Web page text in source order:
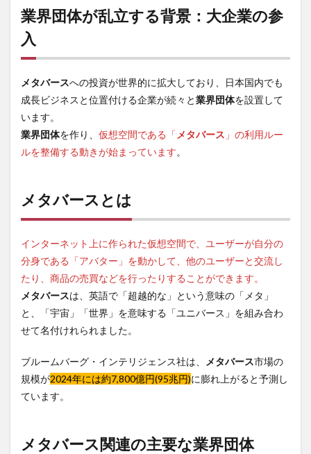
業界団体が乱立する背景：大企業の参
入
メタバースへの投資が世界的に拡大しており、日本国内でも
成長ビジネスと位置付ける企業が続々と業界団体を設置して
います。
業界団体を作り、 仮想空間である「 メタバース 」の利用ルー
ルを整備する動きが始まっています。
メタバースとは
インターネット上に作られた仮想空間で、ユーザーが自分の
分身である「アバター」を動かして、他のユーザーと交流し
たり、商品の売買などを行ったりすることができます。
メタバースは、英語で「超越的な」という意味の「メタ」
と、「宇宙」「世界」を意味する「ユニバース」を組み合わ
せて名付けれられました。
ブルームバーグ・インテリジェンス社は、 メタバース市場の
規模が2024年には約7,800億円(95兆円)に膨れ上がると予測し
ています。
メタバース関連の主要な業界団体